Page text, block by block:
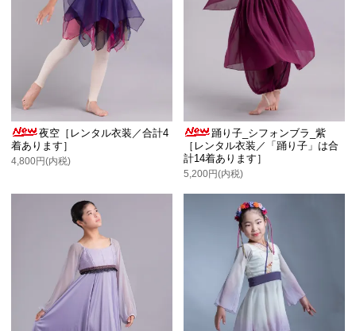
夜空［レンタル衣装／合計4
着あります］
4,800円(内税)
踊り子_シフォンブラ_紫
［レンタル衣装／「踊り子」は合
計14着あります］
5,200円(内税)